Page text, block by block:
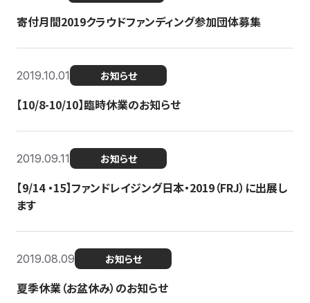
寄付月間2019クラウドファンディング参加団体募集
2019.10.01 お知らせ
【10/8-10/10】臨時休業のお知らせ
2019.09.11 お知らせ
【9/14 ・15】ファンドレイジング日本・2019（FRJ）に出展し
ます
2019.08.09 お知らせ
夏季休業（お盆休み）のお知らせ